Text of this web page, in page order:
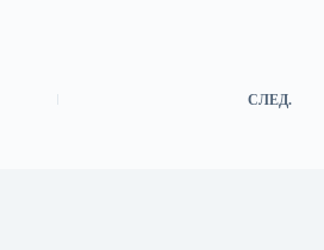
СЛЕД.